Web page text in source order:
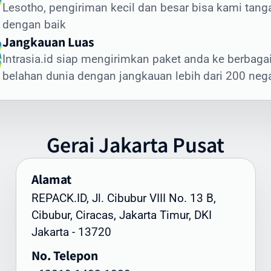
dokumen internasional membutuhkan penanganan
Intrasia.id menawarkan layanan khusus untuk cara kirim
ke Lesotho yang aman dan terjamin:
Dokumen yang Sering Dikirim ke Lesotho:
Dokumen perbankan dan keuangan
Dokumen teknis dan spesifikasi produk
Layanan Dokumen Intrasia.id:
Pengiriman express prioritas
Pelacakan end-to-end
Kemasan khusus tahan air
Penanganan oleh staf terlatih
Lesotho, pengiriman kecil dan besar bisa kami
dengan baik
Jangkauan Luas
Intrasia.id siap mengirimkan paket anda ke berbagai
belahan dunia dengan jangkauan lebih dari 200
Gerai Jakarta Pusat
Alamat
REPACK.ID, Jl. Cibubur VIII No. 13 B,
Cibubur, Ciracas, Jakarta Timur, DKI
Jakarta - 13720
No. Telepon